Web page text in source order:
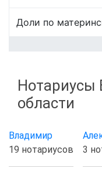
Доли по
Нотариусы
области
Владимир
19 нотариусов
3